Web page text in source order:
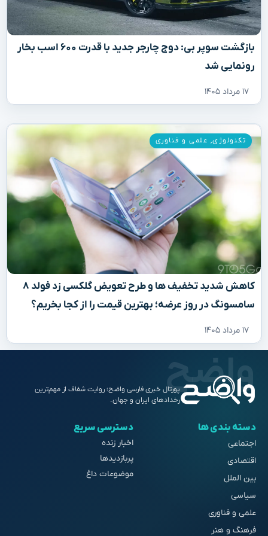
بازگشت سوپر بی: دوج چارجر جدید با قدرت ۶۰۰ اسب بخار
رونمایی شد
۱۷ مرداد ۱۴۰۵
کاهش شدید تخفیف‌ ها و طرح تعویض گلکسی زد فولد ۸
سامسونگ در روز عرضه؛ بهترین قیمت را از کجا بخریم؟
۱۷ مرداد ۱۴۰۵
تکنولوژی, علمی و فناوری
پورتال خبری فارسی واضح؛ روایت شفاف از مهم‌ترین
رخدادهای ایران و جهان.
دسته بندی ها
اجتماعی
اقتصادی
بین الملل
سیاسی
علمی و فناوری
فرهنگ و هنر
دسترسی سریع
اخبار زنده
پربازدیدها
موضوعات داغ